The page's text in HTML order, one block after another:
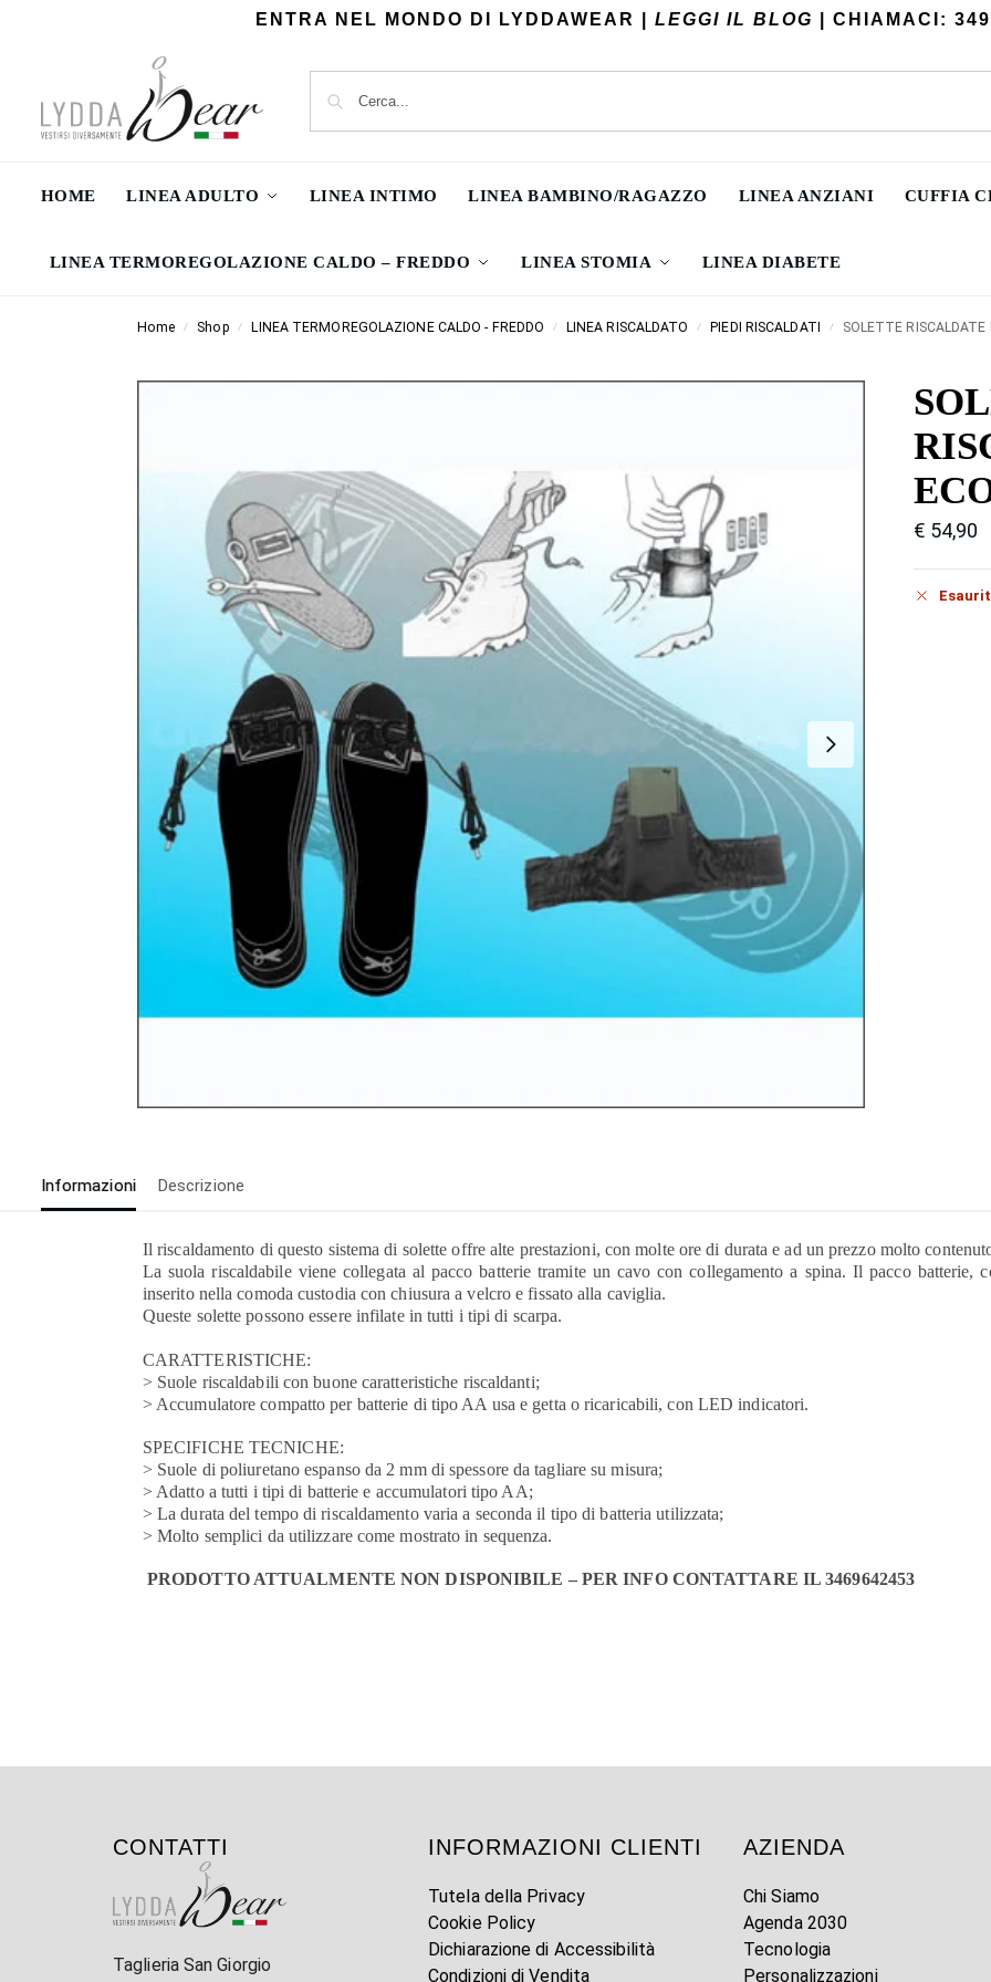
ENTRA NEL MONDO DI LYDDAWEAR | LEGGI IL BLOG | CHIAMACI:
HOME LINEA ADULTO LINEA INTIMO LINEA BAMBINO/RAGAZZO LINEA ANZIANI CUFFIA
LINEA TERMOREGOLAZIONE CALDO – FREDDO LINEA STOMIA LINEA DIABETE
Home / Shop / LINEA TERMOREGOLAZIONE CALDO - FREDDO / LINEA RISCALDATO / PIEDI RISCALDATI / SOLETTE
€ 54,90
Informazioni Descrizione
Il riscaldamento di questo sistema di solette offre alte prestazioni, con molte ore di durata e ad un prezzo molto
La suola riscaldabile viene collegata al pacco batterie tramite un cavo con collegamento a spina. Il pacco batterie,
inserito nella comoda custodia con chiusura a velcro e fissato alla caviglia.
Queste solette possono essere infilate in tutti i tipi di scarpa.
CARATTERISTICHE:
> Suole riscaldabili con buone caratteristiche riscaldanti;
> Accumulatore compatto per batterie di tipo AA usa e getta o ricaricabili, con LED indicatori.
SPECIFICHE TECNICHE:
> Suole di poliuretano espanso da 2 mm di spessore da tagliare su misura;
> Adatto a tutti i tipi di batterie e accumulatori tipo AA;
> La durata del tempo di riscaldamento varia a seconda il tipo di batteria utilizzata;
> Molto semplici da utilizzare come mostrato in sequenza.
PRODOTTO ATTUALMENTE NON DISPONIBILE – PER INFO CONTATTARE IL 3469642453
CONTATTI
Taglieria San Giorgio
INFORMAZIONI CLIENTI
Tutela della Privacy
Cookie Policy
Dichiarazione di Accessibilità
Condizioni di Vendita
AZIENDA
Chi Siamo
Agenda 2030
Tecnologia
Personalizzazioni